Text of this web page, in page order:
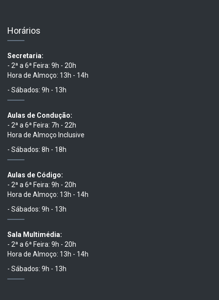
Horários
Secretaria:
- 2ª a 6ª Feira: 9h - 20h
Hora de Almoço: 13h - 14h
- Sábados: 9h - 13h
Aulas de Condução:
- 2ª a 6ª Feira: 7h - 22h
Hora de Almoço Inclusive
- Sábados: 8h - 18h
Aulas de Código:
- 2ª a 6ª Feira: 9h - 20h
Hora de Almoço: 13h - 14h
- Sábados: 9h - 13h
Sala Multimédia:
- 2ª a 6ª Feira: 9h - 20h
Hora de Almoço: 13h - 14h
- Sábados: 9h - 13h